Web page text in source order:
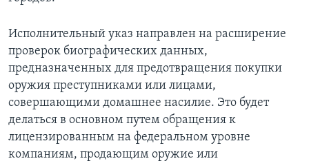
Исполнительный указ направлен на расширение
проверок биографических данных,
предназначенных для предотвращения покупки
оружия преступниками или лицами,
совершающими домашнее насилие. Это будет
делаться в основном путем обращения к
лицензированным на федеральном уровне
компаниям, продающим оружие или